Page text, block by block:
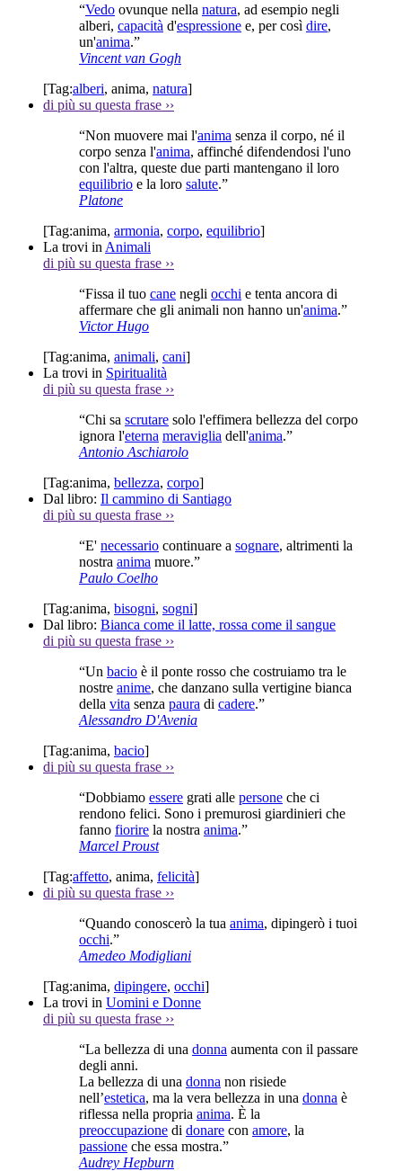
“Vedo ovunque nella natura, ad esempio negli
alberi, capacità d'espressione e, per così dire,
un'anima.”
Vincent van Gogh
[Tag:alberi, anima, natura]
di più su questa frase ››
“Non muovere mai l'anima senza il corpo, né il
corpo senza l'anima, affinché difendendosi l'uno
con l'altra, queste due parti mantengano il loro
equilibrio e la loro salute.”
Platone
[Tag:anima, armonia, corpo, equilibrio]
La trovi in Animali
di più su questa frase ››
“Fissa il tuo cane negli occhi e tenta ancora di
affermare che gli animali non hanno un'anima.”
Victor Hugo
[Tag:anima, animali, cani]
La trovi in Spiritualità
di più su questa frase ››
“Chi sa scrutare solo l'effimera bellezza del corpo
ignora l'eterna meraviglia dell'anima.”
Antonio Aschiarolo
[Tag:anima, bellezza, corpo]
Dal libro: Il cammino di Santiago
di più su questa frase ››
“E' necessario continuare a sognare, altrimenti la
nostra anima muore.”
Paulo Coelho
[Tag:anima, bisogni, sogni]
Dal libro: Bianca come il latte, rossa come il sangue
di più su questa frase ››
“Un bacio è il ponte rosso che costruiamo tra le
nostre anime, che danzano sulla vertigine bianca
della vita senza paura di cadere.”
Alessandro D'Avenia
[Tag:anima, bacio]
di più su questa frase ››
“Dobbiamo essere grati alle persone che ci
rendono felici. Sono i premurosi giardinieri che
fanno fiorire la nostra anima.”
Marcel Proust
[Tag:affetto, anima, felicità]
di più su questa frase ››
“Quando conoscerò la tua anima, dipingerò i tuoi
occhi.”
Amedeo Modigliani
[Tag:anima, dipingere, occhi]
La trovi in Uomini e Donne
di più su questa frase ››
“La bellezza di una donna aumenta con il passare
degli anni.
La bellezza di una donna non risiede
nell’estetica, ma la vera bellezza in una donna è
riflessa nella propria anima. È la
preoccupazione di donare con amore, la
passione che essa mostra.”
Audrey Hepburn